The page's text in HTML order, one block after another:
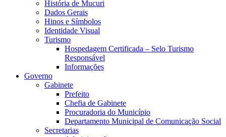
História de Mucuri
Dados Gerais
Hinos e Símbolos
Identidade Visual
Turismo
Hospedagem Certificada – Selo Turismo
Responsável
Informações
Governo
Gabinete
Prefeito
Chefia de Gabinete
Procuradoria do Município
Departamento Municipal de Comunicação Social
Secretarias